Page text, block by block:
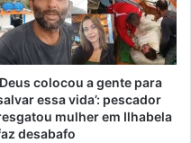
colocou a gente para
essa vida’: pescador
mulher em Ilhabela
desabafo